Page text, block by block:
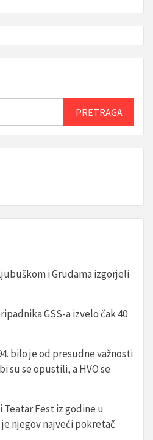
PRETRAGA
i Grudama izgorjeli
GSS-a izvelo čak 40
bilo je od presudne važnosti
su se opustili, a HVO se
Teatar Fest iz godine u
njegov najveći pokretač